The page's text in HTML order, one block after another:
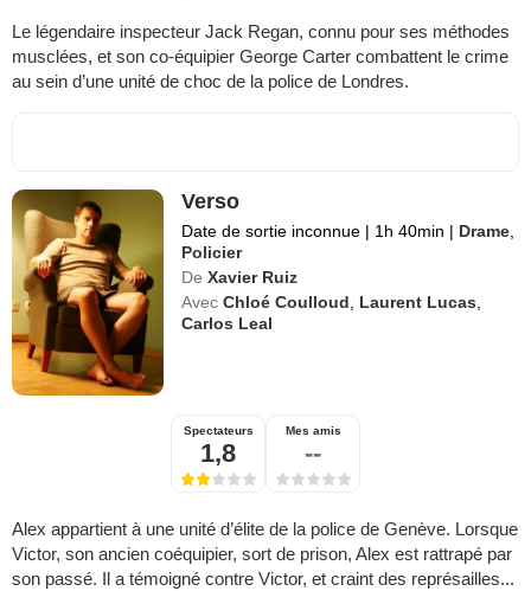
Le légendaire inspecteur Jack Regan, connu pour ses méthodes
musclées, et son co-équipier George Carter combattent le crime
au sein d’une unité de choc de la police de Londres.
Verso
Date de sortie inconnue | 1h 40min | Drame
Policier
De Xavier Ruiz
Avec Chloé Coulloud Laurent Lucas
Carlos Leal
Spectateurs
1,8
Mes amis
--
Alex appartient à une unité d’élite de la police de Genève. Lorsque
Victor, son ancien coéquipier, sort de prison, Alex est rattrapé par
son passé. Il a témoigné contre Victor, et craint des représailles...